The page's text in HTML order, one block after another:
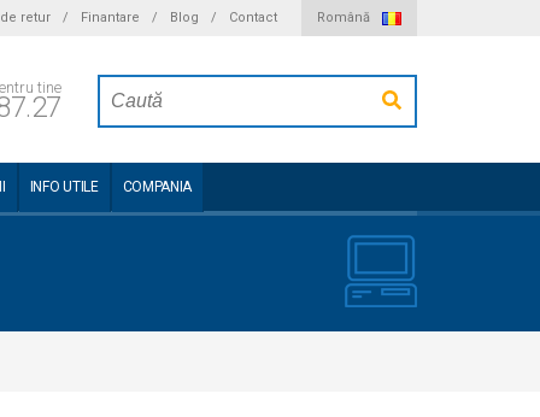
retur / Finantare / Blog / Contact Română
tine
INFO UTILE COMPANIA